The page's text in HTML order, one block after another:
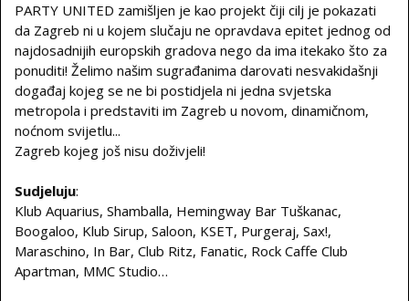
PARTY UNITED zamišljen je kao projekt čiji cilj je pokazati
da Zagreb ni u kojem slučaju ne opravdava epitet jednog od
najdosadnijih europskih gradova nego da ima itekako što za
ponuditi! Želimo našim sugrađanima darovati nesvakidašnji
događaj kojeg se ne bi postidjela ni jedna svjetska
metropola i predstaviti im Zagreb u novom, dinamičnom,
noćnom svijetlu...
Zagreb kojeg još nisu doživjeli!
Sudjeluju:
Klub Aquarius, Shamballa, Hemingway Bar Tuškanac,
Boogaloo, Klub Sirup, Saloon, KSET, Purgeraj, Sax!,
Maraschino, In Bar, Club Ritz, Fanatic, Rock Caffe Club
Apartman, MMC Studio…